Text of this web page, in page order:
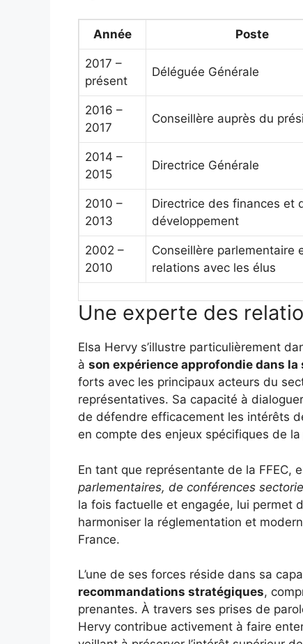
Année Poste
2017 –
présent
Déléguée Générale
2016 –
2017
Conseillère auprès du
2014 –
2015
Directrice Générale
2010 –
2013
Directrice des finances et
développement
2002 –
2010
Conseillère parlementaire
relations avec les élus
Une experte des
Elsa Hervy s’illustre particulièrement
à son expérience approfondie dans
forts avec les principaux acteurs du
représentatives. Sa capacité à
de défendre efficacement les intérêts
en compte des enjeux spécifiques de
En tant que représentante de la FFEC,
parlementaires, de conférences
la fois factuelle et engagée, lui permet
harmoniser la réglementation et
France.
L’une de ses forces réside dans sa
recommandations stratégiques,
prenantes. À travers ses prises de
Hervy contribue activement à faire